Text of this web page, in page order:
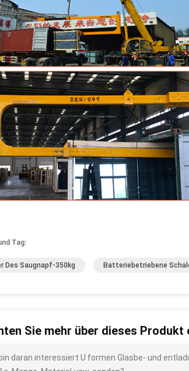
Tag:
Des Saugnapf-350kg Batteriebetriebene
Sie mehr über dieses Produkt
daran interessiert U formen Glasbe- und